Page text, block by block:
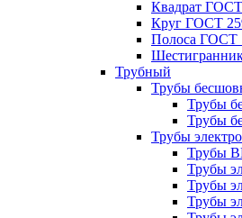
Квадрат
Круг ГОСТ
Полоса ГОСТ
Трубный
Трубы
Трубы
Трубы
Трубы
Трубы
Трубы
Трубы
Трубы